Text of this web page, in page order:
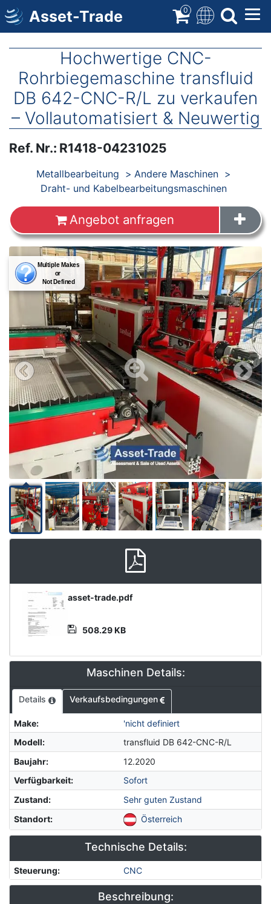
Direkt
zum
Inhalt
Asset-Trade 0
Hochwertige CNC-
Rohrbiegemaschine transfluid
DB 642-CNC-R/L zu verkaufen
– Vollautomatisiert & Neuwertig
Ref. Nr.: R1418-04231025
ProdukteMetallbearbeitung
Andere Maschinen
Draht- und Kabelbearbeitungsmaschinen
Angebot anfragen
Product
Document
asset-trade.pdf
508.29 KB
Maschinen Details:
Details Verkaufsbedingungen
Make:
'nicht definiert
Modell:
transfluid DB 642-CNC-R/L
Baujahr:
12.2020
Verfügbarkeit:
Sofort
Zustand:
Sehr guten Zustand
Standort: Österreich
Technische Details:
Steuerung: CNC
Beschreibung: